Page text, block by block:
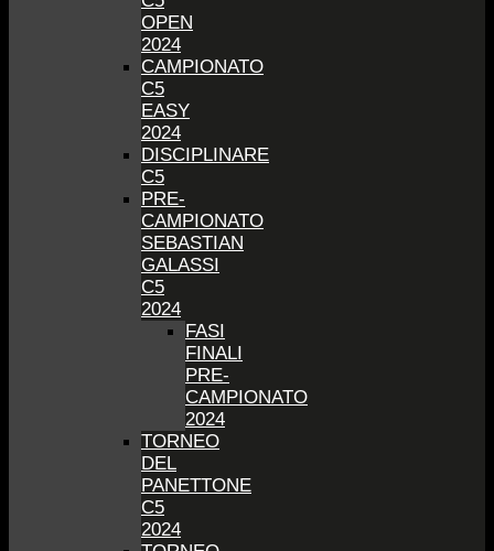
OPEN
2024
CAMPIONATO
C5
EASY
2024
DISCIPLINARE
C5
PRE-
CAMPIONATO
SEBASTIAN
GALASSI
C5
2024
FASI
FINALI
PRE-
CAMPIONATO
2024
TORNEO
DEL
PANETTONE
C5
2024